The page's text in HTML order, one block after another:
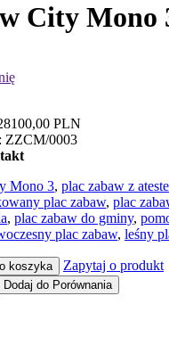
City Mono
PLN
ZZCM/0003
Mono 3, plac zabaw z
plac zabaw, plac
, plac zabaw do gminy,
plac zabaw, leśny
koszyka Zapytaj o produkt
Dodaj do Porównania